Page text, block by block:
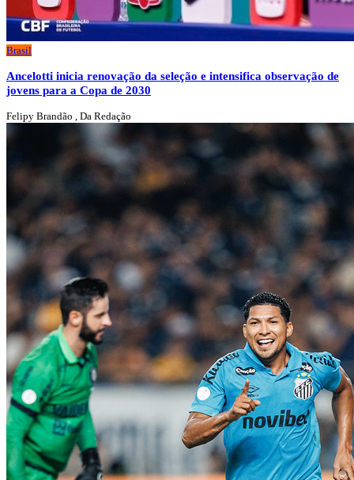
Brasil
Ancelotti inicia renovação da seleção e intensifica observação de
jovens para a Copa de 2030
Felipy Brandão , Da Redação